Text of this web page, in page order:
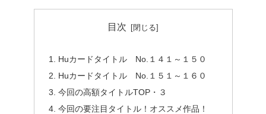
目次
Huカードタイトル No.１４１～１５０
Huカードタイトル No.１５１～１６０
今回の高額タイトルTOP・３
今回の要注目タイトル！オススメ作品！